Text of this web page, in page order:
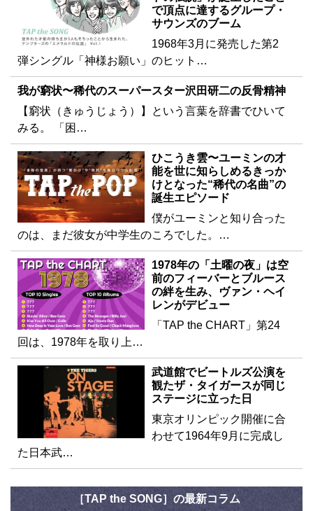
で頂点に達するグループ・
サウンズのブーム
1968年3月に発売した第2
弾シングル「神様お願い」のヒット…
我が窮状〜稀代のスーパースター沢田研二の反骨精神
【窮状（きゅうじょう）】という言葉を辞書でひいて
みる。 「困…
ひこうき雲〜ユーミンの才
能を世に知らしめるきっか
けとなった“稀代の名曲”の
誕生エピソード
僕がユーミンと知り合った
のは、まだ彼女が中学生のころでした。…
1978年の「土曜の夜」は空
前のフィーバーとブルース
の絆を生み、ヴァン・ヘイ
レンがデビュー
「TAP the CHART」第24
回は、1978年を取り上…
武道館でビートルズ公演を
観たザ・タイガースが同じ
ステージに立った日
東京オリンピック開催に合
わせて1964年9月に完成し
た日本武…
［TAP the SONG］の最新コラム